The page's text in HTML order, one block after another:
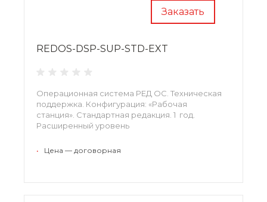
Заказать
REDOS-DSP-SUP-STD-EXT
Операционная система РЕД ОС. Техническая
поддержка. Конфигурация: «Рабочая
станция». Стандартная редакция. 1 год.
Расширенный уровень
• Цена — договорная